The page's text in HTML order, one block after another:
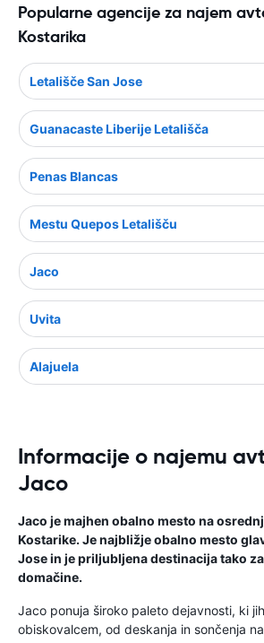
Popularne agencije za najem
Kostarika
Letališče San Jose
Guanacaste Liberije Letališča
Penas Blancas
Mestu Quepos Letališču
Jaco
Uvita
Alajuela
Informacije o najemu
Jaco
Jaco je majhen obalno mesto na
Kostarike. Je najbližje obalno mesto
Jose in je priljubljena destinacija tako
domačine.
Jaco ponuja široko paleto dejavnosti, ki
obiskovalcem, od deskanja in sončenja